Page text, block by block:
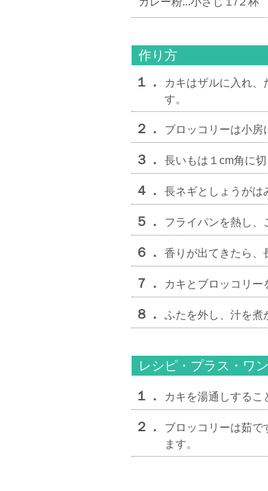
作り方
１．
カキはザルに入れ
す。
２． ブロッコリーは小房
３． 長いもは１cm角に
４． 長ネギとしょうがは
５． フライパンを熱し、
６． 香りが出てきたら、
７． カキとブロッコリー
８． ふたを外し、汁を煮
レシピ・プラス・ワン
１． カキを湯通しするこ
２．
ブロッコリーは茹で
ます。